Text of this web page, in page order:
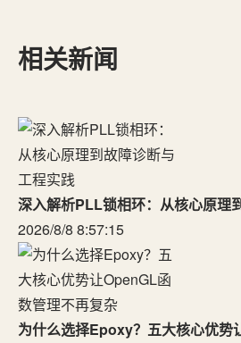
相关新闻
深入解析PLL锁相环：从核心原理
2026/8/8 8:57:15
为什么选择Epoxy？五大核心优势